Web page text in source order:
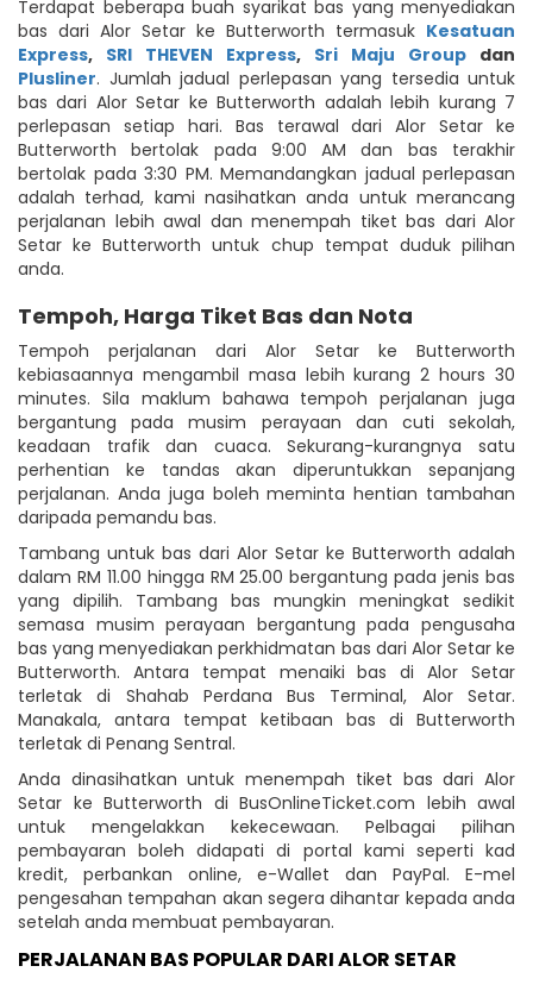
Terdapat beberapa buah syarikat bas yang menyediakan
bas dari Alor Setar ke Butterworth termasuk Kesatuan
Express, SRI THEVEN Express, Sri Maju Group dan
Plusliner. Jumlah jadual perlepasan yang tersedia untuk
bas dari Alor Setar ke Butterworth adalah lebih kurang 7
perlepasan setiap hari. Bas terawal dari Alor Setar ke
Butterworth bertolak pada 9:00 AM dan bas terakhir
bertolak pada 3:30 PM. Memandangkan jadual perlepasan
adalah terhad, kami nasihatkan anda untuk merancang
perjalanan lebih awal dan menempah tiket bas dari Alor
Setar ke Butterworth untuk chup tempat duduk pilihan
anda.
Tempoh, Harga Tiket Bas dan Nota
Tempoh perjalanan dari Alor Setar ke Butterworth
kebiasaannya mengambil masa lebih kurang 2 hours 30
minutes. Sila maklum bahawa tempoh perjalanan juga
bergantung pada musim perayaan dan cuti sekolah,
keadaan trafik dan cuaca. Sekurang-kurangnya satu
perhentian ke tandas akan diperuntukkan sepanjang
perjalanan. Anda juga boleh meminta hentian tambahan
daripada pemandu bas.
Tambang untuk bas dari Alor Setar ke Butterworth adalah
dalam RM 11.00 hingga RM 25.00 bergantung pada jenis bas
yang dipilih. Tambang bas mungkin meningkat sedikit
semasa musim perayaan bergantung pada pengusaha
bas yang menyediakan perkhidmatan bas dari Alor Setar ke
Butterworth. Antara tempat menaiki bas di Alor Setar
terletak di Shahab Perdana Bus Terminal, Alor Setar.
Manakala, antara tempat ketibaan bas di Butterworth
terletak di Penang Sentral.
Anda dinasihatkan untuk menempah tiket bas dari Alor
Setar ke Butterworth di BusOnlineTicket.com lebih awal
untuk mengelakkan kekecewaan. Pelbagai pilihan
pembayaran boleh didapati di portal kami seperti kad
kredit, perbankan online, e-Wallet dan PayPal. E-mel
pengesahan tempahan akan segera dihantar kepada anda
setelah anda membuat pembayaran.
PERJALANAN BAS POPULAR DARI ALOR SETAR